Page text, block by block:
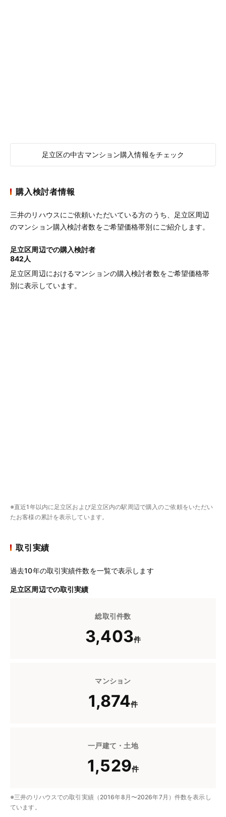
足立区の中古マンション購入情報をチェック
購入検討者情報
三井のリハウスにご依頼いただいている方のうち、足立区周辺
のマンション購入検討者数をご希望価格帯別にご紹介します。
足立区周辺での購入検討者
842人
足立区周辺におけるマンションの購入検討者数をご希望価格帯
別に表示しています。
※直近1年以内に足立区および足立区内の駅周辺で購入のご依頼をいただい
たお客様の累計を表示しています。
取引実績
過去10年の取引実績件数を一覧で表示します
足立区周辺での取引実績
総取引件数
3,403件
マンション
1,874件
一戸建て・土地
1,529件
※三井のリハウスでの取引実績（2016年8月〜2026年7月）件数を表示し
ています。